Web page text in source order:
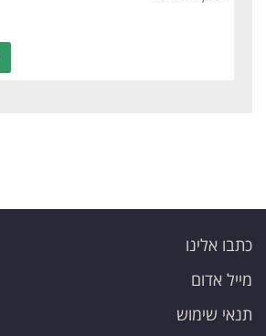
כתבו אלינו
מייל אדום
תנאי שימוש